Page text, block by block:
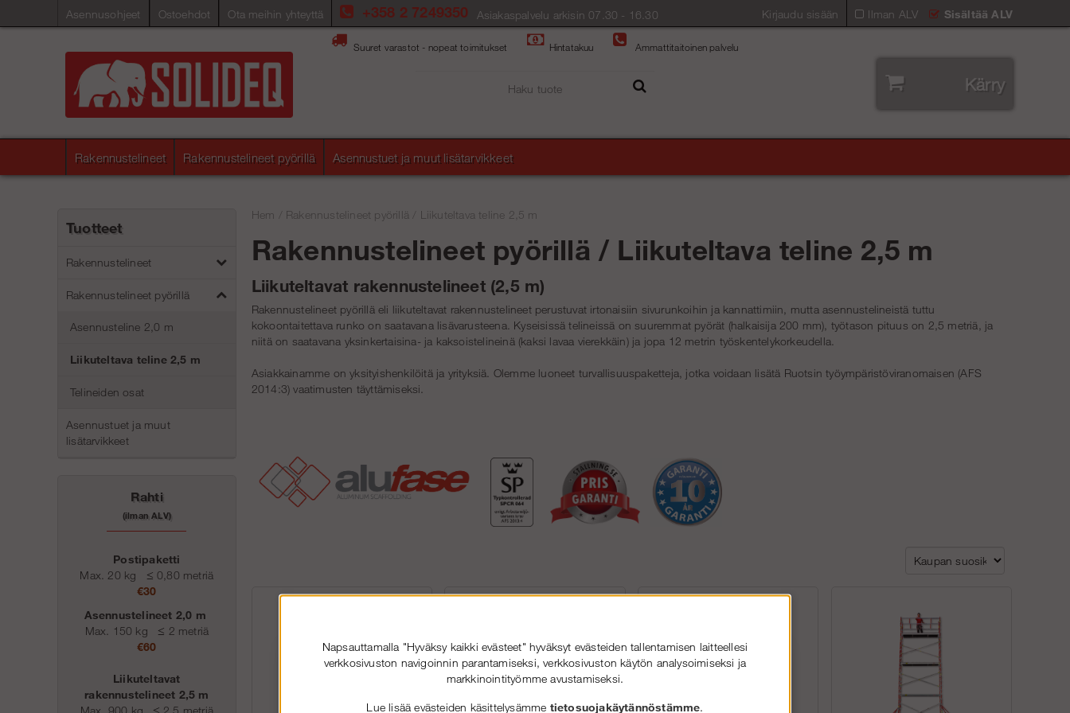
Asennusohjeet Ostoehdot Ota meihin yhteyttä Ilman ALV Sisältää ALV
+358 2 7249350 Asiakaspalvelu arkisin 07.30 - 16.30 Kirjaudu sisään
Suuret varastot - nopeat toimitukset Hintatakuu Ammattitaitoinen palvelu
Kärry
Rakennustelineet Rakennustelineet pyörillä Asennustuet ja muut lisätarvikkeet
Tuotteet
Rakennustelineet
Rakennustelineet pyörillä
Asennusteline 2,0 m
Liikuteltava teline 2,5 m
Telineiden osat
Asennustuet ja muut
lisätarvikkeet
Rahti
(ilman ALV)
Postipaketti
Max. 20 kg
≤ 0,80 metriä
€30
Asennustelineet 2,0 m
Max. 150 kg ≤ 2 metriä
€60
Liikuteltavat
rakennustelineet 2,5 m
Max. 900 kg
≤ 2,5 metriä
Hem Rakennustelineet pyörillä Liikuteltava teline 2,5 m
Rakennustelineet pyörillä / Liikuteltava teline 2,5 m
Liikuteltavat rakennustelineet (2,5 m)
Rakennustelineet pyörillä eli liikuteltavat rakennustelineet perustuvat irtonaisiin sivurunkoihin ja kannattimiin, mutta asennustelineistä tuttu
kokoontaitettava runko on saatavana lisävarusteena. Kyseisissä telineissä on suuremmat pyörät (halkaisija 200 mm), työtason pituus on 2,5 metriä, ja
niitä on saatavana yksinkertaisina- ja kaksoistelineinä (kaksi lavaa vierekkäin) ja jopa 12 metrin työskentelykorkeudella.
Asiakkainamme on yksityishenkilöitä ja yrityksiä. Olemme luoneet turvallisuuspaketteja, jotka voidaan lisätä Ruotsin työympäristöviranomaisen (AFS
2014:3) vaatimusten täyttämiseksi.
Napsauttamalla "Hyväksy kaikki evästeet" hyväksyt evästeiden tallentamisen laitteellesi
verkkosivuston navigoinnin parantamiseksi, verkkosivuston käytön analysoimiseksi ja
markkinointityömme avustamiseksi.
Lue lisää evästeiden käsittelysämme tietosuojakäytännöstämme.